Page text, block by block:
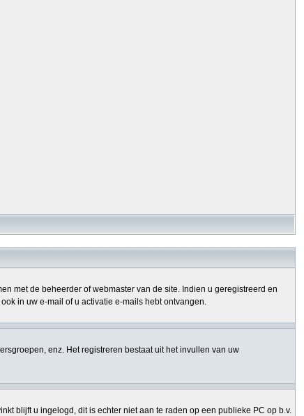
met de beheerder of webmaster van de site. Indien u geregistreerd en
in uw e-mail of u activatie e-mails hebt ontvangen.
enz. Het registreren bestaat uit het invullen van uw
blijft u ingelogd, dit is echter niet aan te raden op een publieke PC op b.v.